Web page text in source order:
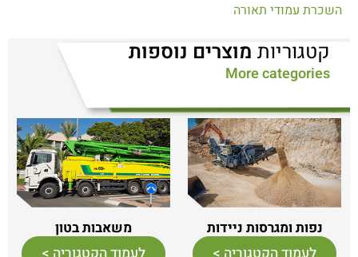
השכרת עמודי תאורה
קטגוריות מוצרים נוספות
More categories
נפות ומגרסות ניידות
משאבות בטון